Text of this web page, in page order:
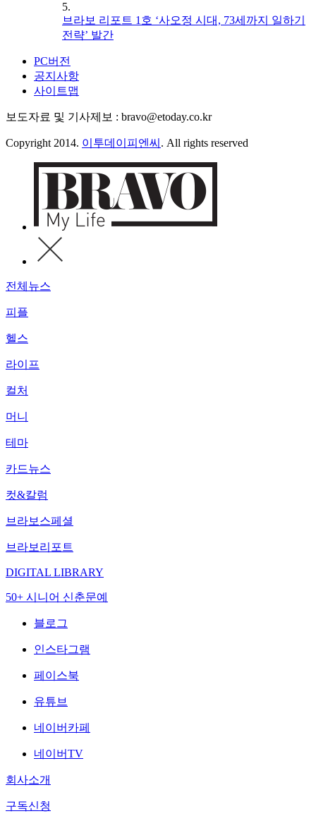
5.
브라보 리포트 1호 ‘사오정 시대, 73세까지 일하기
전략’ 발간
PC버전
공지사항
사이트맵
보도자료 및 기사제보 : bravo@etoday.co.kr
Copyright 2014. 이투데이피엔씨 . All rights reserved
전체뉴스
피플
헬스
라이프
컬처
머니
테마
카드뉴스
컷&칼럼
브라보스페셜
브라보리포트
DIGITAL LIBRARY
50+ 시니어 신춘문예
블로그
인스타그램
페이스북
유튜브
네이버카페
네이버TV
회사소개
구독신청